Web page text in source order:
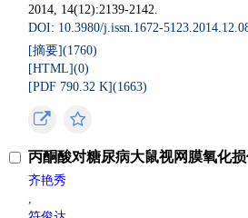
2014, 14(12):2139-2142.
DOI: 10.3980/j.issn.1672-
[摘要](1760)
[HTML](0)
[PDF 790.32 K](1663)
丙酮酸对糖尿病大鼠视网膜氧化
齐艳秀
,